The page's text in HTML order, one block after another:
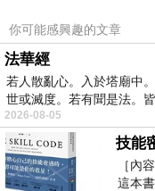
你可能感興趣的文章
法華經
若人散亂心。入於塔廟中
世或滅度。若有聞是法。皆
2026-08-05
［內
這本